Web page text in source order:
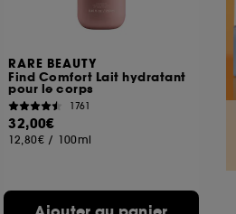
RARE BEAUTY
Find Comfort Lait hydratant
pour le corps
1761
32,00€
12,80€ / 100ml